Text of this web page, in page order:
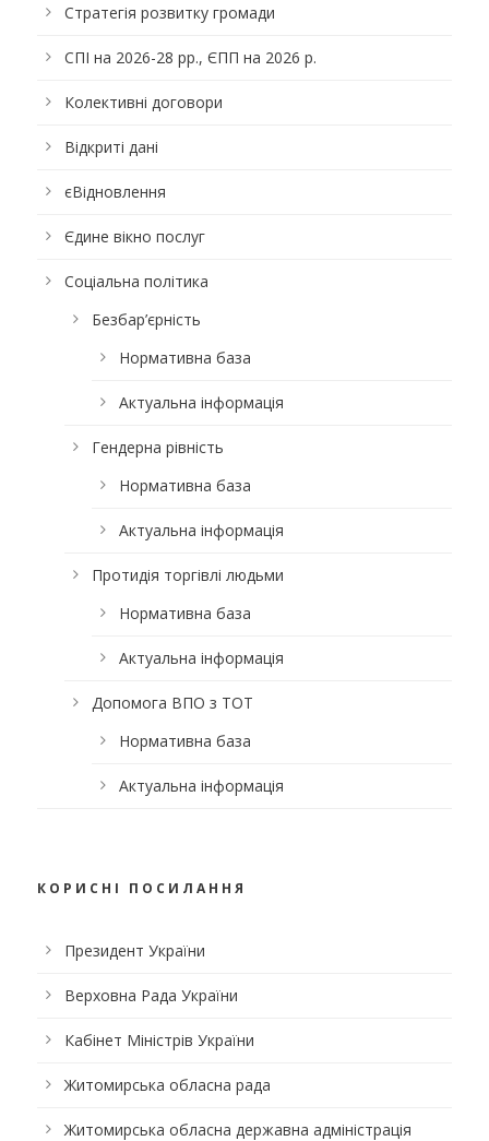
Стратегія розвитку громади
СПІ на 2026-28 рр., ЄПП на 2026 р.
Колективні договори
Відкриті дані
єВідновлення
Єдине вікно послуг
Соціальна політика
Безбар’єрність
Нормативна база
Актуальна інформація
Гендерна рівність
Нормативна база
Актуальна інформація
Протидія торгівлі людьми
Нормативна база
Актуальна інформація
Допомога ВПО з ТОТ
Нормативна база
Актуальна інформація
КОРИСНІ ПОСИЛАННЯ
Президент України
Верховна Рада України
Кабінет Міністрів України
Житомирська обласна рада
Житомирська обласна державна адміністрація